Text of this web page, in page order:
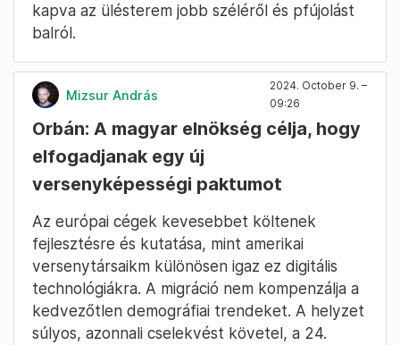
kapva az ülésterem jobb széléről és pfújolást
balról.
Mizsur András
2024. October 9. –
09:26
Orbán: A magyar elnökség célja, hogy
elfogadjanak egy új
versenyképességi paktumot
Az európai cégek kevesebbet költenek
fejlesztésre és kutatása, mint amerikai
versenytársaikm különösen igaz ez digitális
technológiákra. A migráció nem kompenzálja a
kedvezőtlen demográfiai trendeket. A helyzet
súlyos, azonnali cselekvést követel, a 24.